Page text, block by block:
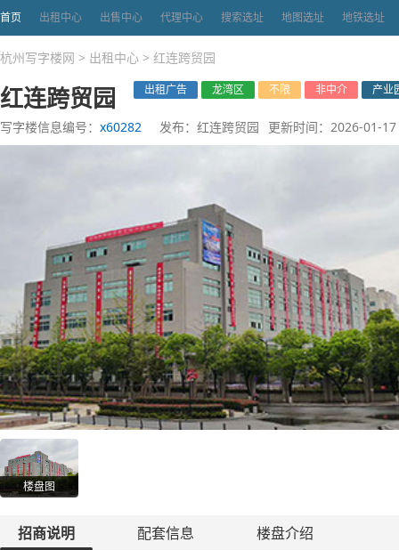
首页 出租中心 出售中心 代理中心 搜索选址 地图选址 地铁选址
杭州写字楼网 > 出租中心 > 红连跨贸园
红连跨贸园 出租广告 龙湾区 不限 非中介 产业
写字楼信息编号： x60282 发布：红连跨贸园 更新时间：2026-01-17
楼盘图
招商说明 配套信息 楼盘介绍